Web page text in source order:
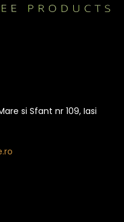
si Sfant nr 109, Iasi